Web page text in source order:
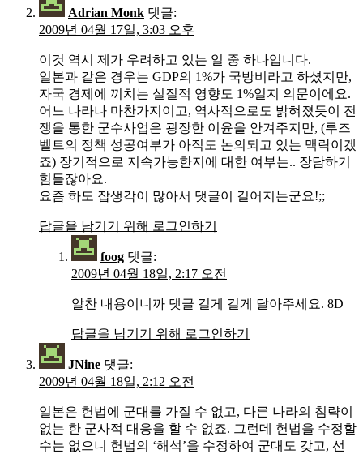
Adrian Monk 댓글:
2009년 04월 17일, 3:03 오후
이것 역시 제가 우려하고 있는 일 중 하나입니다.
일본과 같은 경우는 GDP의 1%가 국방비라고 하셨지만,
자국 경제에 끼치는 실질적 영향도 1%일지 의문이에요.
어느 나라나 마찬가지이고, 역사적으로도 밝혀졌듯이 전
쟁을 통한 군수사업은 굉장한 이윤을 안겨주지만, (루즈
벨트의 정책 성공여부가 아직도 논의되고 있는 맥락이겠
죠) 장기적으로 지속가능한지에 대한 여부는.. 장담하기
힘들잖아요.
요즘 하도 잡생각이 많아서 댓글이 길어지는군요!;;
답글을 남기기 위해 로그인하기
foog 댓글:
2009년 04월 18일, 2:17 오전
알찬 내용이니까 댓글 길게 길게 달아주세요. 8D
답글을 남기기 위해 로그인하기
JNine 댓글:
2009년 04월 18일, 2:12 오전
일본은 헌법에 군대를 가질 수 없고, 다른 나라의 침략이
없는 한 군사적 대응을 할 수 없죠. 그런데 헌법을 수정할
수는 없으니 헌법의 ‘해석’을 수정하여 군대도 갖고, 선